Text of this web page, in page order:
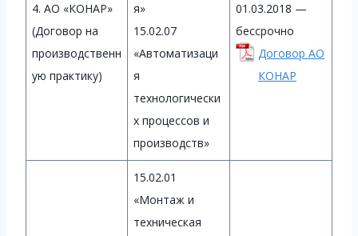
4. АО «КОНАР»
(Договор на
производственн
ую практику)
я»
15.02.07
«Автоматизаци
я
технологически
х процессов и
производств»
01.03.2018 —
бессрочно
Договор АО
КОНАР
15.02.01
«Монтаж и
техническая